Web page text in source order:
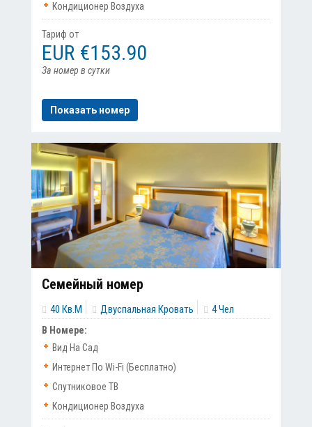
Кондиционер Воздуха
Тариф от
EUR €153.90
За номер в сутки
Показать номер
Семейный номер
40 Кв.м Двуспальная Кровать 4 Чел
В Номере:
Вид На Сад
Интернет По Wi-Fi (бесплатно)
Спутниковое ТВ
Кондиционер Воздуха